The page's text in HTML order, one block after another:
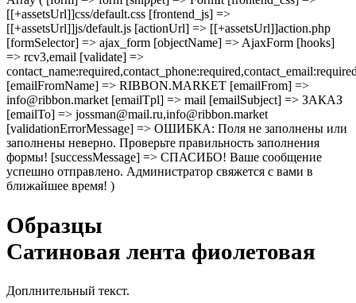
[[+assetsUrl]]css/default.css [frontend_js] =>
[[+assetsUrl]]js/default.js [actionUrl] => [[+assetsUrl]]action.php
[formSelector] => ajax_form [objectName] => AjaxForm [hooks]
=> rcv3,email [validate] =>
[emailFromName] => RIBBON.MARKET [emailFrom] =>
info@ribbon.market [emailTpl] => mail [emailSubject] => ЗАКАЗ
[emailTo] => jossman@mail.ru,info@ribbon.market
[validationErrorMessage] => ОШИБКА: Поля не заполнены или
заполнены неверно. Проверьте правильность заполнения
формы! [successMessage] => СПАСИБО! Ваше сообщение
успешно отправлено. Администратор свяжется с вами в
ближайшее время! )
Образцы
Сатиновая лента фиолетовая
Доплнительный текст.